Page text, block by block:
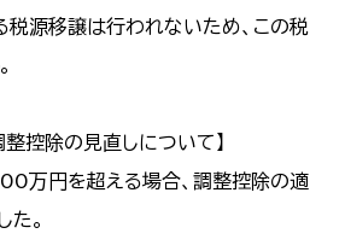
税源移譲は行われないため、この税
控除の見直しについて】
万円を超える場合、調整控除の適
た。